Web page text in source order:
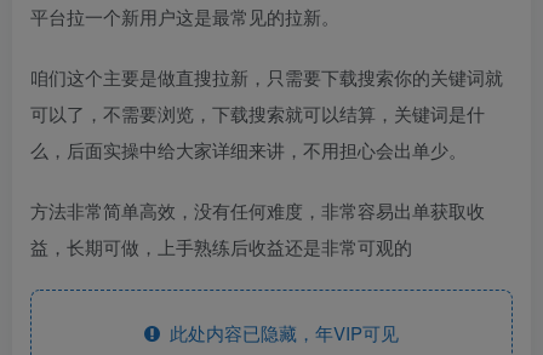
平台拉一个新用户这是最常见的拉新。
咱们这个主要是做直搜拉新，只需要下载搜索你的关键词就
可以了，不需要浏览，下载搜索就可以结算，关键词是什
么，后面实操中给大家详细来讲，不用担心会出单少。
方法非常简单高效，没有任何难度，非常容易出单获取收
益，长期可做，上手熟练后收益还是非常可观的
此处内容已隐藏，年VIP可见